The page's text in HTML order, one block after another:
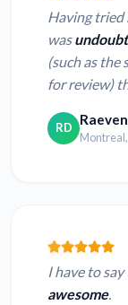
Having tried
was
(such as the
for review)
RD
I have to
awesome.